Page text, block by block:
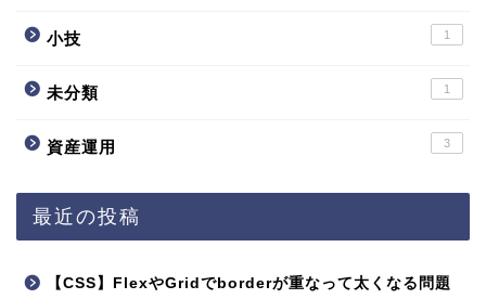
小技 1
未分類 1
資産運用 3
最近の投稿
【CSS】FlexやGridでborderが重なって太くなる問題